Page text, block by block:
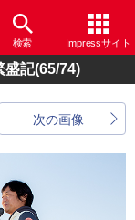
検索 Impressサイト
盛記(65/74)
次の画像